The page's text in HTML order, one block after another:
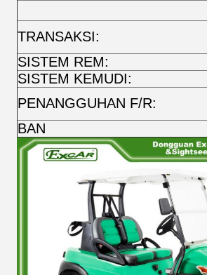
TRANSAKSI:
SISTEM REM:
SISTEM KEMUDI:
PENANGGUHAN F/R:
BAN